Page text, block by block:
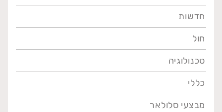
חדשות
חול
טכנולוגיה
כללי
מבצעי סלולאר